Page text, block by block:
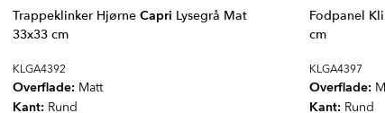
Trappeklinker Hjørne Capri Lysegrå Mat
33x33 cm
KLGA4392
Overflade: Matt
Kant: Rund
Fodpanel
cm
KLGA4397
Overflade:
Kant: Rund